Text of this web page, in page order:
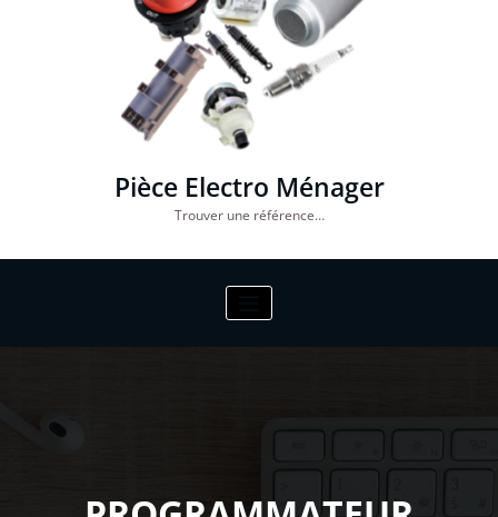
Pièce Electro Ménager
Trouver une référence…